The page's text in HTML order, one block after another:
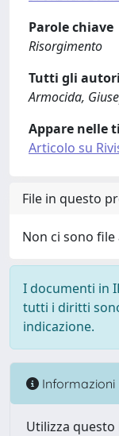
Parole chiave
Risorgimento
Tutti gli autori
Armocida,
Appare nelle
Articolo su
File in questo
Non ci sono
I documenti in
tutti i diritti
indicazione.
Informazioni
Utilizza